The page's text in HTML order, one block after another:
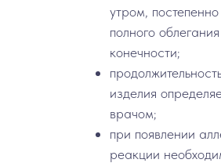
утром,
полного
конечности;
изделия
врачом;
при появлении
реакции